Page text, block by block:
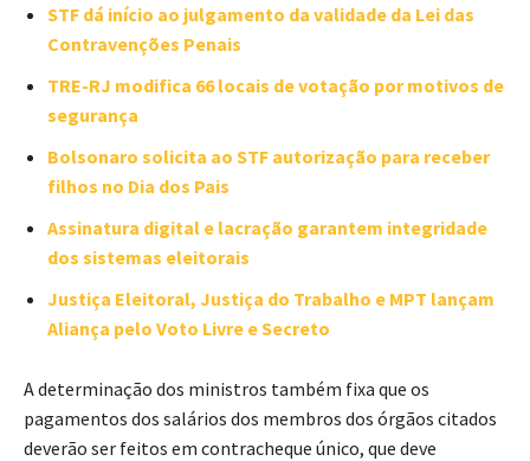
STF dá início ao julgamento da validade da Lei das
Contravenções Penais
TRE-RJ modifica 66 locais de votação por motivos de
segurança
Bolsonaro solicita ao STF autorização para receber
filhos no Dia dos Pais
Assinatura digital e lacração garantem integridade
dos sistemas eleitorais
Justiça Eleitoral, Justiça do Trabalho e MPT lançam
Aliança pelo Voto Livre e Secreto
A determinação dos ministros também fixa que os
pagamentos dos salários dos membros dos órgãos citados
deverão ser feitos em contracheque único, que deve